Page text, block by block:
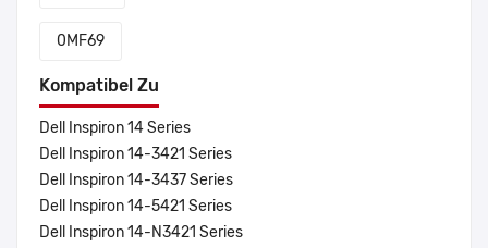
0MF69
Kompatibel Zu
Dell Inspiron 14 Series
Dell Inspiron 14-3421 Series
Dell Inspiron 14-3437 Series
Dell Inspiron 14-5421 Series
Dell Inspiron 14-N3421 Series